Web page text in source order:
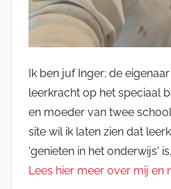
Ik ben juf Inger; de
leerkracht op het speciaal
en moeder van twee
site wil ik laten zien dat
'genieten in het onderwijs' is.
Lees hier meer over mij en